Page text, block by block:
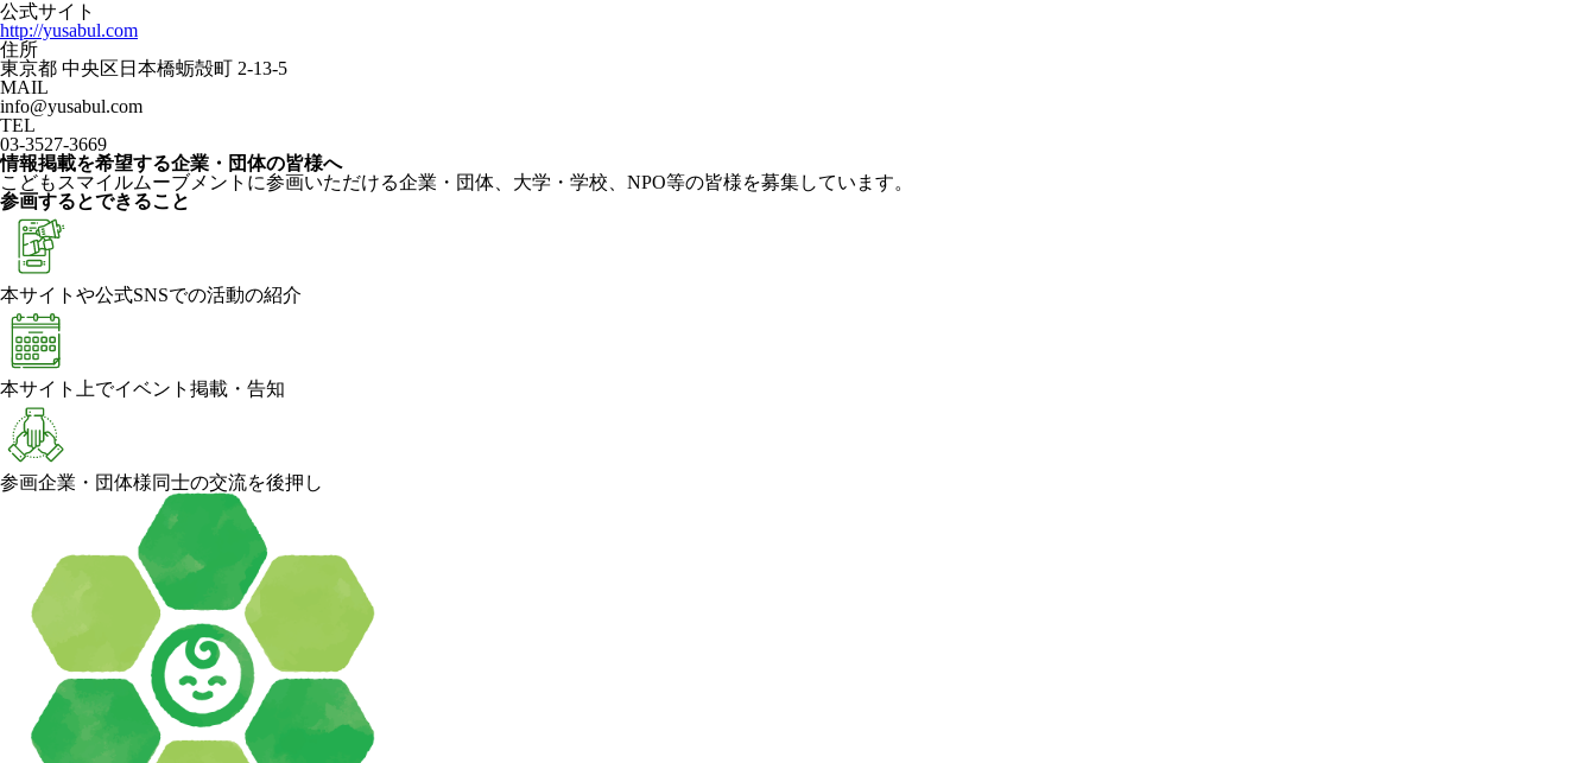
公式サイト
http://yusabul.com
住所
東京都 中央区日本橋蛎殻町 2-13-5
MAIL
info@yusabul.com
TEL
03-3527-3669
情報掲載を希望する企業・団体の皆様へ
こどもスマイルムーブメントに参画いただける企業・団体、大学・学校、NPO等の皆様を募集しています。
参画するとできること
本サイトや公式SNSでの活動の紹介
本サイト上でイベント掲載・告知
参画企業・団体様同士の交流を後押し